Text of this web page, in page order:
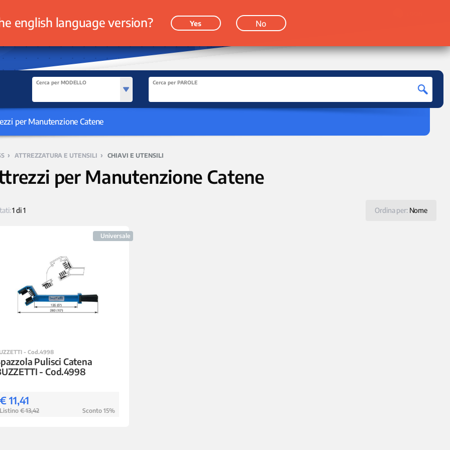
Cerca per MODELLO Cerca per PAROLE
per Manutenzione Catene
› ATTREZZATURA E UTENSILI › CHIAVI E UTENSILI
per Manutenzione Catene
Ordina per: Nome
1 di 1
Universale
- Cod.4998
Pulisci Catena
- Cod.4998
11,41
€ 13,42 Sconto 15%
english language version? Yes No